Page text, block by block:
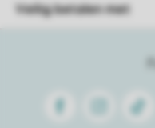
FacebookInstagram
Tiktok
Veilig betalen met